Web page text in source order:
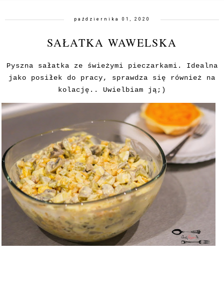
października 01, 2020
SAŁATKA WAWELSKA
Pyszna sałatka ze świeżymi pieczarkami. Idealna
jako posiłek do pracy, sprawdza się również na
kolację.. Uwielbiam ją;)